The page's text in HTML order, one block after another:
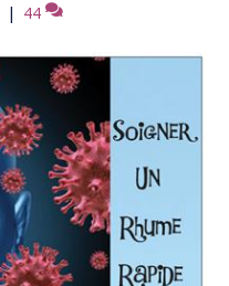
| 44